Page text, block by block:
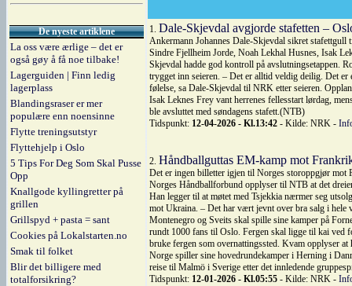
De nyeste artiklene
La oss være ærlige – det er
også gøy å få noe tilbake!
Lagerguiden | Finn ledig
lagerplass
Blandingsraser er mer
populære enn noensinne
Flytte treningsutstyr
Flyttehjelp i Oslo
5 Tips For Deg Som Skal Pusse
Opp
Knallgode kyllingretter på
grillen
Grillspyd + pasta = sant
Cookies på Lokalstarten.no
Smak til folket
Blir det billigere med
totalforsikring?
1. Dale-Skjevdal avgjorde stafetten –
Ankermann Johannes Dale-Skjevdal sikret
Sindre Fjellheim Jorde, Noah Lekhal Husnes, Isak
Skjevdal hadde god kontroll på avslutningsetappen.
trygget inn seieren. – Det er alltid veldig deilig. Det
følelse, sa Dale-Skjevdal til NRK etter seieren.
Isak Leknes Frey vant herrenes fellesstart lørdag,
ble avsluttet med søndagens stafett.(NTB)
Tidspunkt: 12-04-2026 - Kl.13:42 - Kilde: NRK -
2. Håndballguttas EM-kamp mot
Det er ingen billetter igjen til Norges storoppgjør
Norges Håndballforbund opplyser til NTB at det
Han legger til at møtet med Tsjekkia nærmer seg
mot Ukraina. – Det har vært jevnt over bra salg i
Montenegro og Sveits skal spille sine kamper på
rundt 1000 fans til Oslo. Fergen skal ligge til kai ved
bruke fergen som overnattingssted. Kvam opplyser
Norge spiller sine hovedrundekamper i Herning i
reise til Malmö i Sverige etter det innledende
Tidspunkt: 12-01-2026 - Kl.05:55 - Kilde: NRK -